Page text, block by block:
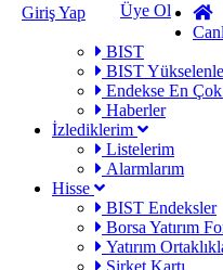
Giriş Yap
Üye Ol
BIST
BIST
Endekse En
Haberler
İzlediklerim
Listelerim
Alarmlarım
Hisse
BIST Endeksler
Borsa Yatırım
Yatırım
Şirket Kartı